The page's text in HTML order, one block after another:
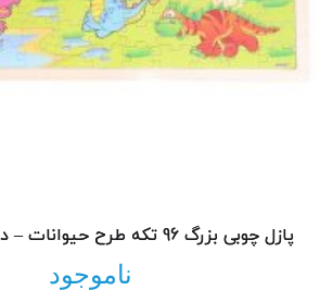
پازل چوبی بزرگ 96 تکه طرح حیوانات – دایناسور – مزرعه
ناموجود